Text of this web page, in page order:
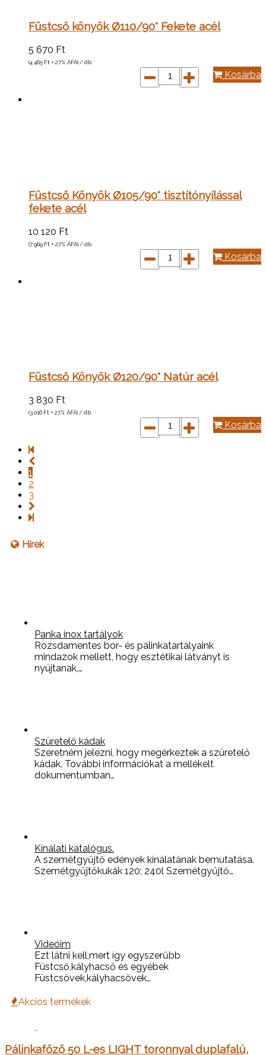
Füstcső könyök Ø110/90° Fekete acél
5 670 Ft
(4 465 Ft + 27% ÁFA) / db
Kosárba
Füstcső Könyök Ø105/90° tisztítónyílással
fekete acél
10 120 Ft
(7 969 Ft + 27% ÁFA) / db
Kosárba
Füstcső Könyök Ø120/90° Natúr acél
3 830 Ft
(3 016 Ft + 27% ÁFA) / db
Kosárba
1
2
3
Hírek
Panka inox tartályok
Rozsdamentes bor- és pálinkatartályaink
mindazok mellett, hogy esztétikai látványt is
nyújtanak,…
Szüretelő kádak
Szeretném jelezni, hogy megérkeztek a szüretelő
kádak. További információkat a mellékelt
dokumentumban…
Kínálati katalógus.
A szemétgyűjtő edények kínálatának bemutatása.
Szemétgyűjtőkukák 120; 240l Szemétgyűjtő…
Videóim
Ezt látni kell,mert így egyszerűbb
Füstcső,kályhacső és egyébek
Füstcsövek,kályhacsövek…
Akciós termékek
Pálinkafőző 50 L-es LIGHT toronnyal duplafalú,